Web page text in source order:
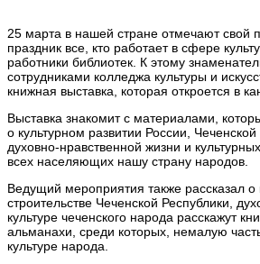
25 марта в нашей стране отмечают свой
праздник все, кто работает в сфере
работники библиотек. К этому
сотрудниками колледжа культуры и
книжная выставка, которая откроется в
Выставка знакомит с материалами,
о культурном развитии России,
духовно-нравственной жизни и
всех населяющих нашу страну народов.
Ведущий мероприятия также рассказал о
строительстве Чеченской Республики,
культуре чеченского народа расскажут
альманахи, среди которых, немалую
культуре народа.